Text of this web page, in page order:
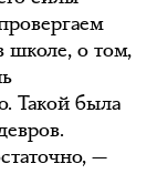
школе, о том,
Такой была
—